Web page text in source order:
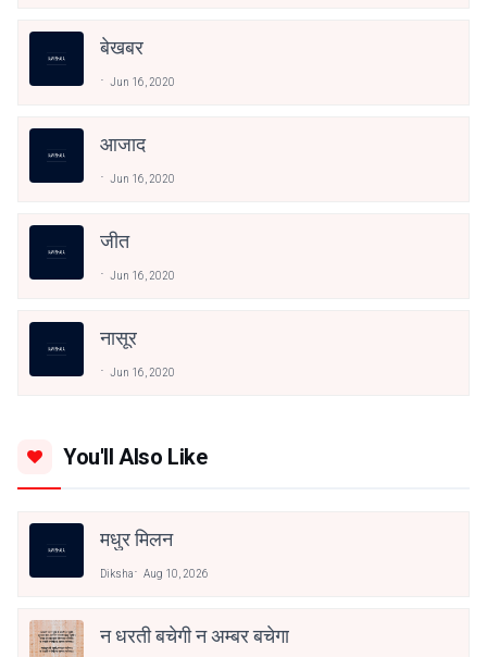
बेखबर
Jun 16, 2020
आजाद
Jun 16, 2020
जीत
Jun 16, 2020
नासूर
Jun 16, 2020
You'll Also Like
मधुर मिलन
Diksha Aug 10, 2026
न धरती बचेगी न अम्बर बचेगा